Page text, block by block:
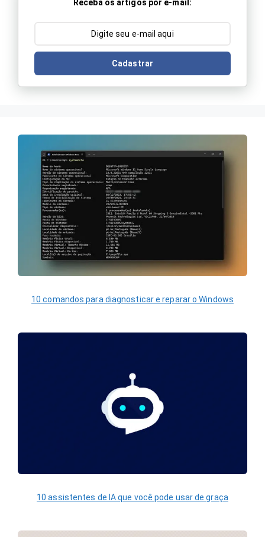
Receba os artigos por e-mail:
Cadastrar
10 comandos para diagnosticar e reparar o Windows
10 assistentes de IA que você pode usar de graça